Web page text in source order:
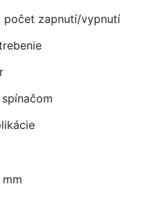
počet zapnutí/vypnutí